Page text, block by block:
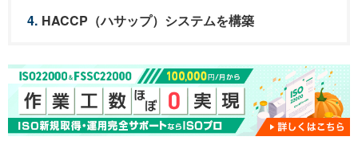
HACCP（ハサップ）システムを構築